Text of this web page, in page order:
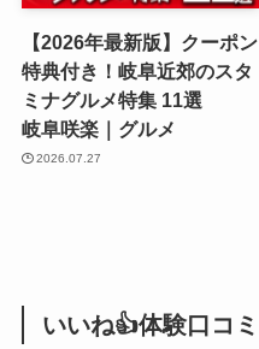
【2026年最新版】クーポン
特典付き！岐阜近郊のスタ
ミナグルメ特集 11選
岐阜咲楽｜グルメ
2026.07.27
いいね👍体験口コミ